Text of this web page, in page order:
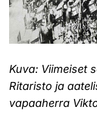
Kuva: Viimeiset
Ritaristo ja
vapaaherra